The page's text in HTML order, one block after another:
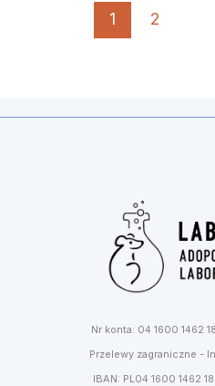
1 2
Nr konta: 04 1600 1462
Przelewy zagraniczne -
IBAN: PL04 1600 1462